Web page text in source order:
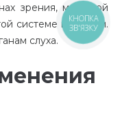
зрения, мозговой
системе и другом.
слуха.
КНОПКА
ЗВ'ЯЗКУ